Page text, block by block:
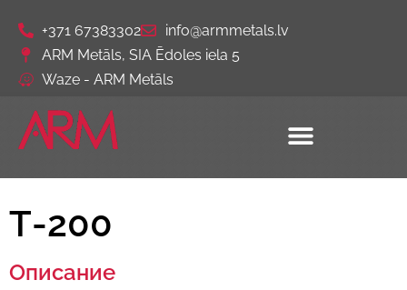
+371 67383302
info@armmetals.lv
ARM Metāls, SIA Ēdoles iela 5
Waze - ARM Metāls
Т-200
Описание